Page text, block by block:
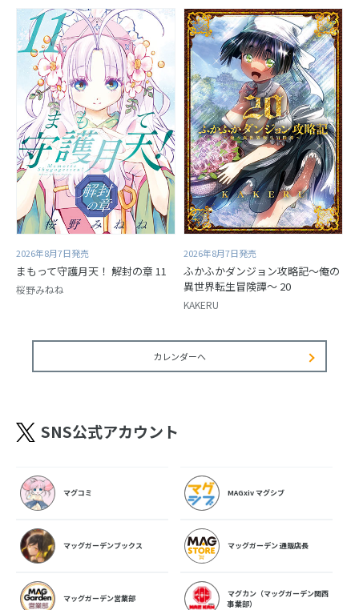
2026年8月7日発売
まもって守護月天！ 解封の章 11
桜野みねね
2026年8月7日発売
ふかふかダンジョン攻略記～俺の
異世界転生冒険譚～ 20
KAKERU
カレンダーへ
SNS公式アカウント
マグコミ MAGxiv マグシブ
マッグガーデンブックス マッグガーデン 通販店長
マッグガーデン営業部
マグカン（マッグガーデン関西
事業部）